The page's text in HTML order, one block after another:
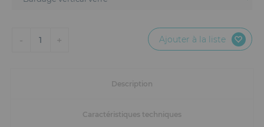
- 1 + Ajouter à la liste
Description
Caractéristiques techniques